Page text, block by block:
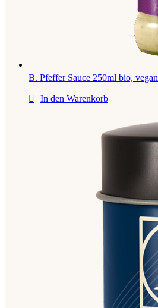
B. Pfeffer Sauce 250ml bio, vegan
In den Warenkorb